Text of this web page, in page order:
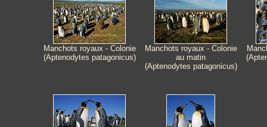
Manchots royaux - Colonie
(Aptenodytes patagonicus)
Manchots royaux - Colonie
au matin
(Aptenodytes patagonicus)